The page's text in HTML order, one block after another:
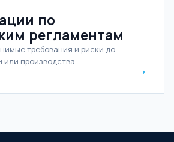
по
регламентам
требования и риски до
или производства.
→